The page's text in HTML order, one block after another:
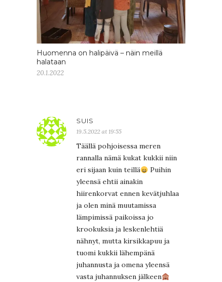
Huomenna on halipäivä – näin meillä
halataan
20.1.2022
SUIS
19.5.2022 at 19:55
Täällä pohjoisessa meren
rannalla nämä kukat kukkii niin
eri sijaan kuin teillä
Puihin
yleensä ehtii ainakin
hiirenkorvat ennen kevätjuhlaa
ja olen minä muutamissa
lämpimissä paikoissa jo
krookuksia ja leskenlehtiä
nähnyt, mutta kirsikkapuu ja
tuomi kukkii lähempänä
juhannusta ja omena yleensä
vasta juhannuksen jälkeen